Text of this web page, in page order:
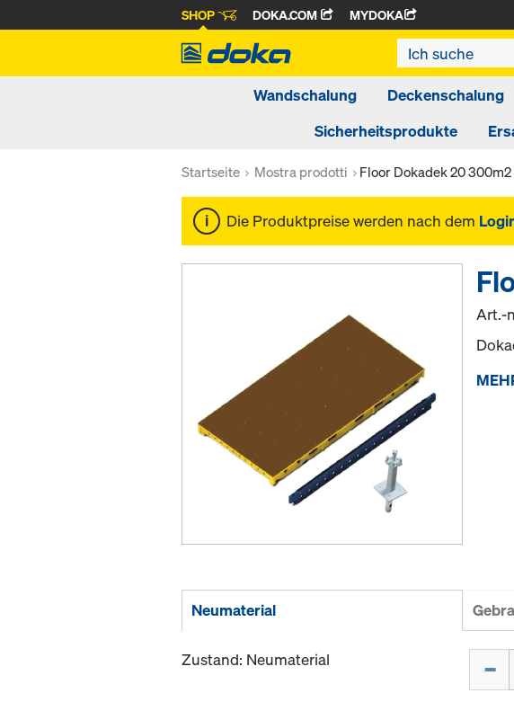
SHOP DOKA.COM MYDOKA
Wandschalung Deckenschalung
Sicherheitsprodukte
Startseite Mostra prodotti Floor Dokadek 20 300m2
Die Produktpreise werden nach dem
Art.-
Neumaterial
Zustand: Neumaterial